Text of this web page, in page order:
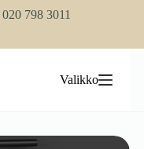
020 798 3011
Valikko